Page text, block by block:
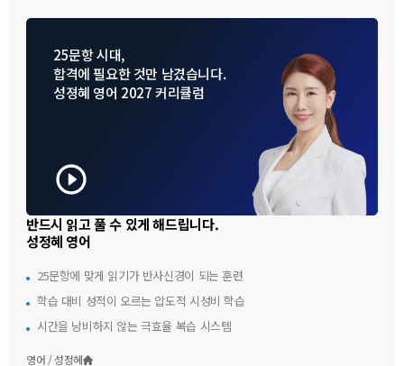
반드시 읽고 풀 수 있게 해드립니다.
성정혜 영어
25문항에 맞게 읽기가 반사신경이 되는 훈련
학습 대비 성적이 오르는 압도적 시성비 학습
시간을 낭비하지 않는 극효율 복습 시스템
영어 / 성정혜
25문항 시대,
합격에 필요한 것만 남겼습니다.
성졍혜 영어 2027 커리큘럼